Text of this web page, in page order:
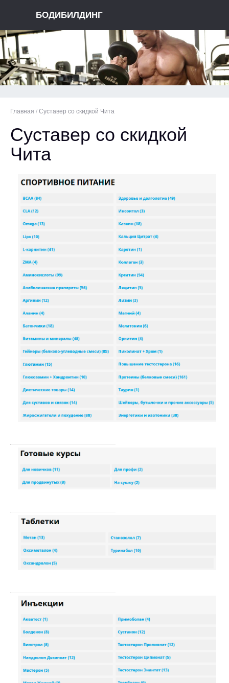
БОДИБИЛДИНГ
Главная / Суставер со скидкой Чита
Суставер со скидкой
Чита